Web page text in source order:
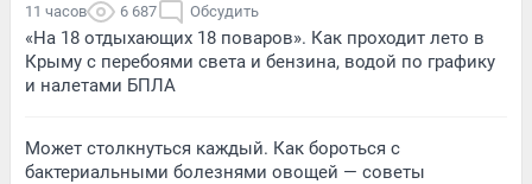
11 часов 6 687 Обсудить
«На 18 отдыхающих 18 поваров». Как проходит лето в
Крыму с перебоями света и бензина, водой по графику
и налетами БПЛА
Может столкнуться каждый. Как бороться с
бактериальными болезнями овощей — советы